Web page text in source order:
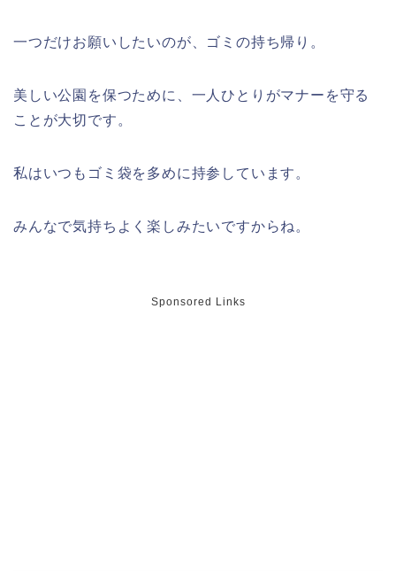
一つだけお願いしたいのが、ゴミの持ち帰り。
美しい公園を保つために、一人ひとりがマナーを守る
ことが大切です。
私はいつもゴミ袋を多めに持参しています。
みんなで気持ちよく楽しみたいですからね。
Sponsored Links